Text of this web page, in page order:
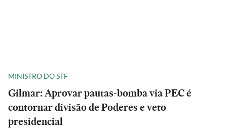
MINISTRO DO STF
Gilmar: Aprovar pautas-bomba via PEC é
contornar divisão de Poderes e veto
presidencial